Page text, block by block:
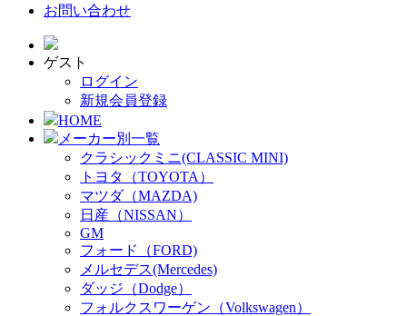
お問い合わせ
ゲスト
ログイン
新規会員登録
HOME
メーカー別一覧
クラシックミニ(CLASSIC MINI)
トヨタ（TOYOTA）
マツダ（MAZDA)
日産（NISSAN）
GM
フォード（FORD)
メルセデス(Mercedes)
ダッジ（Dodge）
フォルクスワーゲン（Volkswagen）